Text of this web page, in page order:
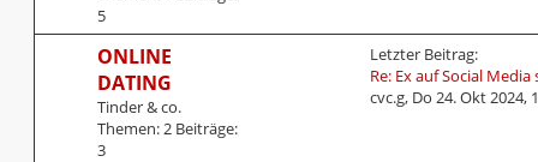
r
a
g
5
e
r
B
ONLINE
DATING
Tinder & co.
Themen:2 Beiträge:
3
L
e
t
Letzter Beitrag:
Re: Ex auf Social
cvc.g, Do 24. Okt 2024,